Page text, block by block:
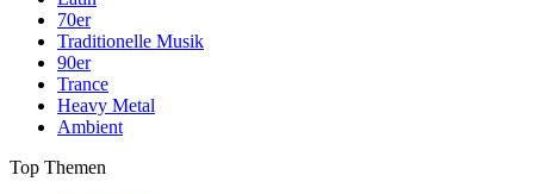
70er
Traditionelle Musik
90er
Trance
Heavy Metal
Ambient
Top Themen